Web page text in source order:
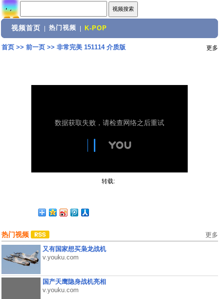
视频首页 热门视频 K-POP
首页>> 前一页>> 非常完美 151114 介质版 更多
转载:
热门视频 更多
又有国家想买枭龙战机
v.youku.com
国产天鹰隐身战机亮相
v.youku.com